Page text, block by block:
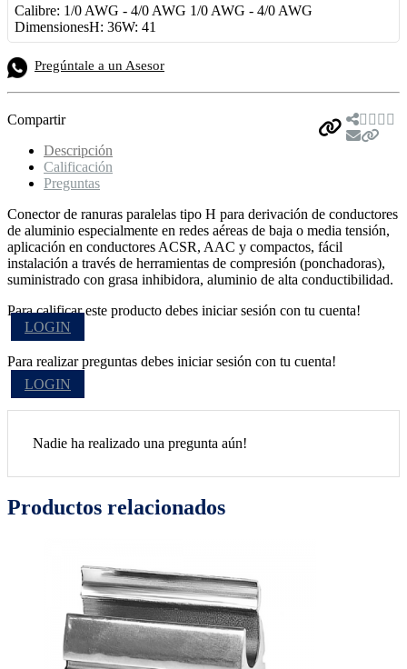
Calibre: 1/0 AWG - 4/0 AWG 1/0 AWG - 4/0 AWG
DimensionesH: 36W: 41
Pregúntale a un Asesor
Compartir
Descripción
Calificación
Preguntas
Conector de ranuras paralelas tipo H para derivación de conductores
de aluminio especialmente en redes aéreas de baja o media tensión,
aplicación en conductores ACSR, AAC y compactos, fácil
instalación a través de herramientas de compresión (ponchadoras),
suministrado con grasa inhibidora, aluminio de alta conductibilidad.
Para calificar este producto debes iniciar sesión con tu cuenta!
LOGIN
Para realizar preguntas debes iniciar sesión con tu cuenta!
LOGIN
Nadie ha realizado una pregunta aún!
Productos relacionados